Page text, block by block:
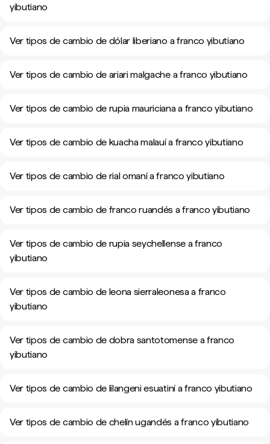
yibutiano
Ver tipos de cambio de dólar liberiano a franco yibutiano
Ver tipos de cambio de ariari malgache a franco yibutiano
Ver tipos de cambio de rupia mauriciana a franco yibutiano
Ver tipos de cambio de kuacha malauí a franco yibutiano
Ver tipos de cambio de rial omaní a franco yibutiano
Ver tipos de cambio de franco ruandés a franco yibutiano
Ver tipos de cambio de rupia seychellense a franco
yibutiano
Ver tipos de cambio de leona sierraleonesa a franco
yibutiano
Ver tipos de cambio de dobra santotomense a franco
yibutiano
Ver tipos de cambio de lilangeni esuatiní a franco yibutiano
Ver tipos de cambio de chelín ugandés a franco yibutiano